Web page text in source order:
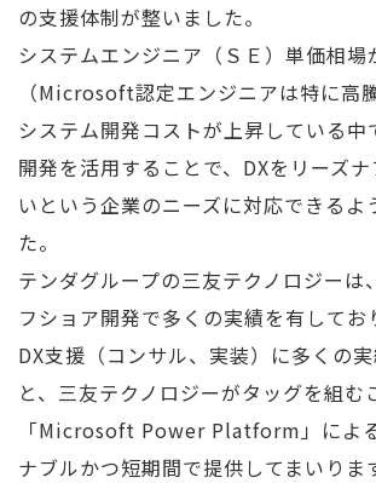
の支援体制が整いました。
システムエンジニア（ＳＥ）単価相場
（Microsoft認定エンジニアは特に高
システム開発コストが上昇している中
開発を活用することで、DXをリーズ
いという企業のニーズに対応できるよ
た。
テンダグループの三友テクノロジーは
フショア開発で多くの実績を有してお
DX支援（コンサル、実装）に多くの
と、三友テクノロジーがタッグを組む
「Microsoft Power Platform」によ
ナブルかつ短期間で提供してまいりま